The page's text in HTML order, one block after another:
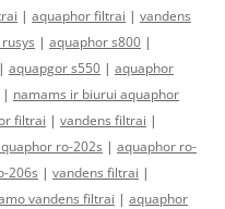
| aquaphor filtrai | vandens
| aquaphor s800 |
| aquapgor s550 | aquaphor
| namams ir biurui aquaphor
filtrai | vandens filtrai |
ro-202s | aquaphor ro-
206s | vandens filtrai |
vandens filtrai | aquaphor